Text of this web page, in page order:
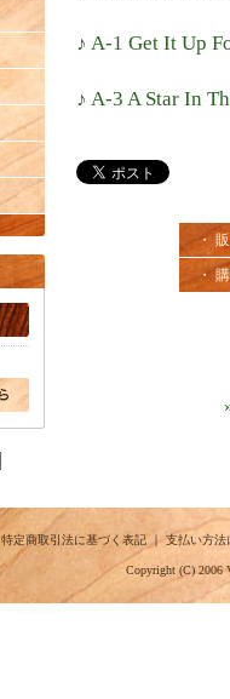
♪ A-1 Get It Up
♪ A-3 A Star In
・
・
特定商取引法に基づく表記｜支払い方法
Copyright (C) 2006